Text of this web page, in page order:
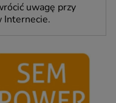
uwagę przy
Internecie.